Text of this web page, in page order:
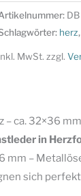
(10
herz,
MwSt. zzgl.
– ca. 32×36
in
mm –
sich